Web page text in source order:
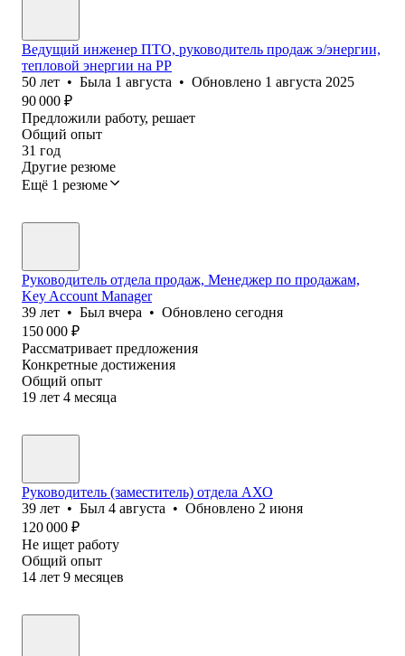
Ведущий инженер ПТО, руководитель продаж э/энергии,
тепловой энергии на РР
50 лет • Была 1 августа • Обновлено 1 августа 2025
90 000 ₽
Предложили работу, решает
Общий опыт
31 год
Другие резюме
Ещё 1 резюме
Руководитель отдела продаж, Менеджер по продажам,
Key Account Manager
39 лет • Был вчера • Обновлено сегодня
150 000 ₽
Рассматривает предложения
Конкретные достижения
Общий опыт
19 лет 4 месяца
Руководитель (заместитель) отдела АХО
39 лет • Был 4 августа • Обновлено 2 июня
120 000 ₽
Не ищет работу
Общий опыт
14 лет 9 месяцев